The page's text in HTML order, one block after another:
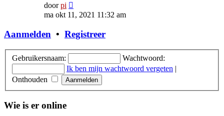
doorpi
laatste
ma okt 11, 2021 11:32 am
Aanmelden • Registreer
Gebruikersnaam:
Wachtwoord:
Ik ben mijn wachtwoord vergeten |
Onthouden
Wie is er online